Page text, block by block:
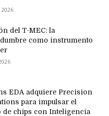
del T-MEC: la
como instrumento
EDA adquiere Precision
para impulsar el
de chips con Inteligencia